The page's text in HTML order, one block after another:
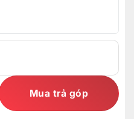
Mua trả góp